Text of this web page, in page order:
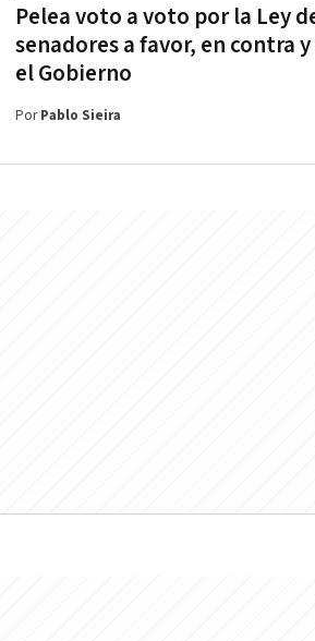
Pelea voto a voto por la Ley
senadores a favor, en contra
el Gobierno
PorPablo Sieira